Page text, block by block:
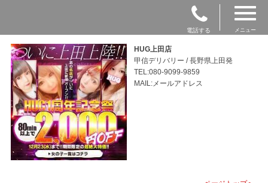
電話する メニュー
HUG上田店
甲信デリバリー / 長野県上田発
TEL:080-9099-9859
MAIL:メールアドレス